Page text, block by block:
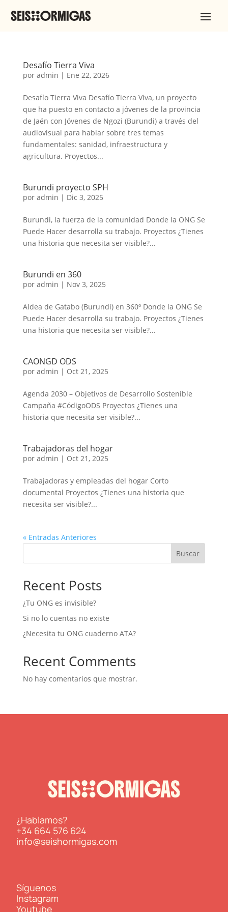
Desafío Tierra Viva
por admin | Ene 22, 2026
Desafío Tierra Viva Desafío Tierra Viva, un proyecto
que ha puesto en contacto a jóvenes de la provincia
de Jaén con Jóvenes de Ngozi (Burundi) a través del
audiovisual para hablar sobre tres temas
fundamentales: sanidad, infraestructura y
agricultura. Proyectos...
Burundi proyecto SPH
por admin | Dic 3, 2025
Burundi, la fuerza de la comunidad Donde la ONG Se
Puede Hacer desarrolla su trabajo. Proyectos ¿Tienes
una historia que necesita ser visible?...
Burundi en 360
por admin | Nov 3, 2025
Aldea de Gatabo (Burundi) en 360º Donde la ONG Se
Puede Hacer desarrolla su trabajo. Proyectos ¿Tienes
una historia que necesita ser visible?...
CAONGD ODS
por admin | Oct 21, 2025
Agenda 2030 – Objetivos de Desarrollo Sostenible
Campaña #CódigoODS Proyectos ¿Tienes una
historia que necesita ser visible?...
Trabajadoras del hogar
por admin | Oct 21, 2025
Trabajadoras y empleadas del hogar Corto
documental Proyectos ¿Tienes una historia que
necesita ser visible?...
« Entradas Anteriores
Buscar
Recent Posts
¿Tu ONG es invisible?
Si no lo cuentas no existe
¿Necesita tu ONG cuaderno ATA?
Recent Comments
No hay comentarios que mostrar.
¿Hablamos?
+34 664 576 624
info@seishormigas.com
Síguenos
Instagram
Youtube